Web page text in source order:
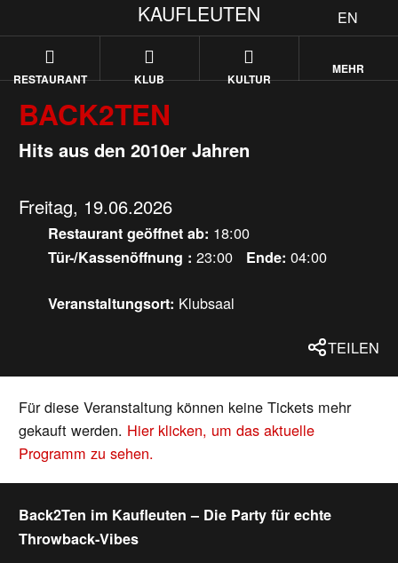
EN
KAUFLEUTEN
RESTAURANT KLUB KULTUR
MEHR
BACK2TEN
Hits aus den 2010er Jahren
Freitag, 19.06.2026
Restaurant geöffnet ab: 18:00
Tür-/Kassenöffnung : 23:00 Ende: 04:00
Veranstaltungsort: Klubsaal
TEILEN
Für diese Veranstaltung können keine Tickets mehr
gekauft werden. Hier klicken, um das aktuelle
Programm zu sehen.
Back2Ten im Kaufleuten – Die Party für echte
Throwback-Vibes